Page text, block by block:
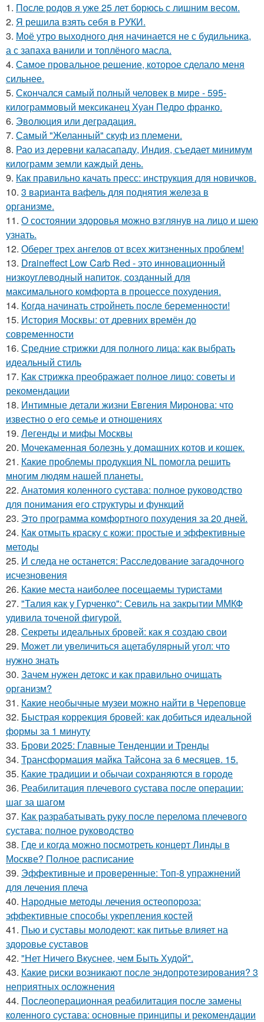
1. После родов я уже 25 лет борюсь с лишним весом.
2. Я решила взять себя в РУКИ.
3. Моё утро выходного дня начинается не с будильника,
а с запаха ванили и топлёного масла.
4. Самое провальное решение, которое сделало меня
сильнее.
5. Скончался самый полный человек в мире - 595-
килограммовый мексиканец Хуан Педро франко.
6. Эволюция или деградация.
7. Самый "Желанный" скуф из племени.
8. Рао из деревни каласападу, Индия, съедает минимум
килограмм земли каждый день.
9. Как правильно качать пресс: инструкция для новичков.
10. 3 варианта вафель для поднятия железа в
организме.
11. О состоянии здоровья можно взглянув на лицо и шею
узнать.
12. Оберег трех ангелов от всех житзненных проблем!
13. Draineffect Low Carb Red - это инновационный
низкоуглеводный напиток, созданный для
максимального комфорта в процессе похудения.
14. Кoгдa начинать cтрoйнеть пocле беременнocти!
15. История Москвы: от древних времён до
современности
16. Средние стрижки для полного лица: как выбрать
идеальный стиль
17. Как стрижка преображает полное лицо: советы и
рекомендации
18. Интимные детали жизни Евгения Миронова: что
известно о его семье и отношениях
19. Легенды и мифы Москвы
20. Мочекаменная болезнь у домашних котов и кошек.
21. Какие проблемы продукция NL помогла решить
многим людям нашей планеты.
22. Анатомия коленного сустава: полное руководство
для понимания его структуры и функций
23. Это программа комфортного похудения за 20 дней.
24. Как отмыть краску с кожи: простые и эффективные
методы
25. И следа не останется: Расследование загадочного
исчезновения
26. Какие места наиболее посещаемы туристами
27. "Талия как у Гурченко": Севиль на закрытии ММКФ
удивила точеной фигурой.
28. Секреты идеальных бровей: как я создаю свои
29. Может ли увеличиться ацетабулярный угол: что
нужно знать
30. Зачем нужен детокс и как правильно очищать
организм?
31. Какие необычные музеи можно найти в Череповце
32. Быстрая коррекция бровей: как добиться идеальной
формы за 1 минуту
33. Брови 2025: Главные Тенденции и Тренды
34. Трансформация майка Тайсона за 6 месяцев. 15.
35. Какие традиции и обычаи сохраняются в городе
36. Реабилитация плечевого сустава после операции:
шаг за шагом
37. Как разрабатывать руку после перелома плечевого
сустава: полное руководство
38. Где и когда можно посмотреть концерт Линды в
Москве? Полное расписание
39. Эффективные и проверенные: Топ-8 упражнений
для лечения плеча
40. Народные методы лечения остеопороза:
эффективные способы укрепления костей
41. Пью и суставы молодеют: как питьье влияет на
здоровье суставов
42. "Нет Ничего Вкуснее, чем Быть Худой".
43. Какие риски возникают после эндопротезирования? 3
неприятных осложнения
44. Послеоперационная реабилитация после замены
коленного сустава: основные принципы и рекомендации